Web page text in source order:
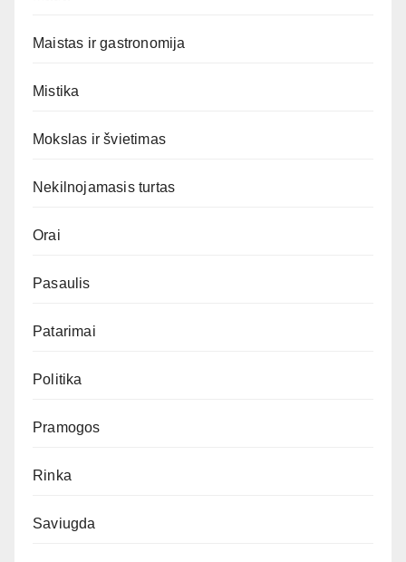
Maistas ir gastronomija
Mistika
Mokslas ir švietimas
Nekilnojamasis turtas
Orai
Pasaulis
Patarimai
Politika
Pramogos
Rinka
Saviugda